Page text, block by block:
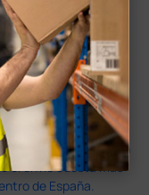
los portes y el
mas barato que en
el envío cuesta más
de España.